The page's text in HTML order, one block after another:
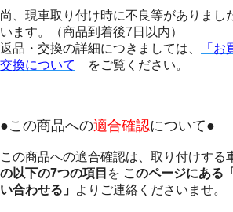
尚、現車取り付け時に不良等がありまし
います。（商品到着後7日以内）
返品・交換の詳細につきましては、
「
交換について
をご覧ください。
●この商品への適合確認について●
この商品への適合確認は、取り付けする
の以下の7つの項目 を このページにある
い合わせる」 よりご連絡くださいませ。